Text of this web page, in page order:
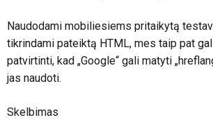
Naudodami mobiliesiems pritaikytą
tikrindami pateiktą HTML, mes taip pat
patvirtinti, kad „Google“ gali matyti
jas naudoti.
Skelbimas